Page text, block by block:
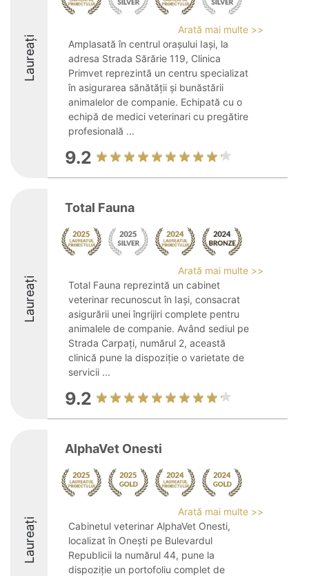
Laureați
Arată mai multe >>
Amplasată în centrul orașului Iași, la
adresa Strada Sărărie 119, Clinica
Primvet reprezintă un centru specializat
în asigurarea sănătății și bunăstării
animalelor de companie. Echipată cu o
echipă de medici veterinari cu pregătire
profesională ...
9.2
Laureați
Total Fauna
Arată mai multe >>
Total Fauna reprezintă un cabinet
veterinar recunoscut în Iași, consacrat
asigurării unei îngrijiri complete pentru
animalele de companie. Având sediul pe
Strada Carpați, numărul 2, această
clinică pune la dispoziție o varietate de
servicii ...
9.2
Laureați
AlphaVet Onesti
Arată mai multe >>
Cabinetul veterinar AlphaVet Onesti,
localizat în Onești pe Bulevardul
Republicii la numărul 44, pune la
dispoziție un portofoliu complet de